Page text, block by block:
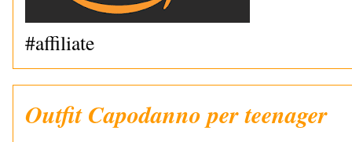
#affiliate
Outfit Capodanno per teenager